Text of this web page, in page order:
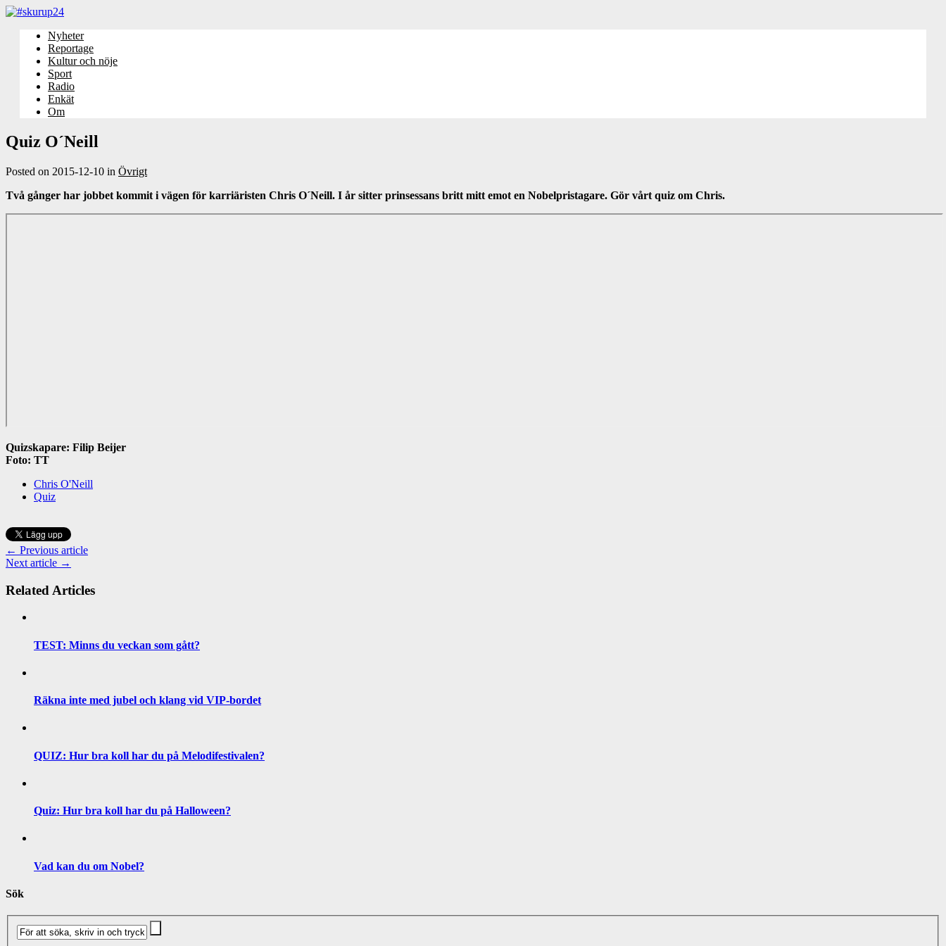
Nyheter
Reportage
Kultur och nöje
Sport
Radio
Enkät
Om
Quiz O´Neill
Posted on 2015-12-10 in Övrigt
Två gånger har jobbet kommit i vägen för karriäristen Chris O´Neill. I år sitter prinsessans britt mitt emot en Nobelpristagare. Gör vårt quiz om Chris.
Quizskapare: Filip Beijer
Foto: TT
Chris O'Neill
Quiz
← Previous article
Next article →
Related Articles
TEST: Minns du veckan som gått?
Räkna inte med jubel och klang vid VIP-bordet
QUIZ: Hur bra koll har du på Melodifestivalen?
Quiz: Hur bra koll har du på Halloween?
Vad kan du om Nobel?
Sök